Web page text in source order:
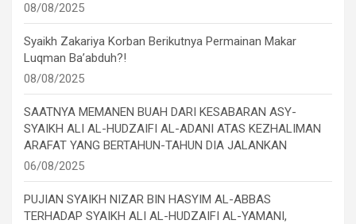
08/08/2025
Syaikh Zakariya Korban Berikutnya Permainan Makar
Luqman Ba’abduh?!
08/08/2025
SAATNYA MEMANEN BUAH DARI KESABARAN ASY-
SYAIKH ALI AL-HUDZAIFI AL-ADANI ATAS KEZHALIMAN
ARAFAT YANG BERTAHUN-TAHUN DIA JALANKAN
06/08/2025
PUJIAN SYAIKH NIZAR BIN HASYIM AL-ABBAS
TERHADAP SYAIKH ALI AL-HUDZAIFI AL-YAMANI,